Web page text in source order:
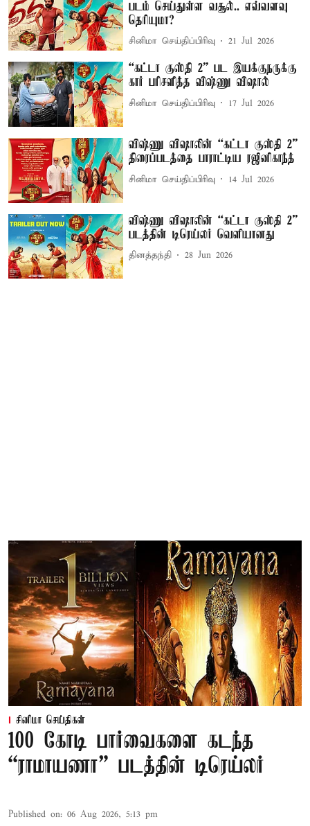
படம் செய்துள்ள வசூல்.. எவ்வளவு
தெரியுமா?
சினிமா செய்திப்பிரிவு 21 Jul 2026
“கட்டா குஸ்தி 2” பட இயக்குநருக்கு
கார் பரிசளித்த விஷ்ணு விஷால்
சினிமா செய்திப்பிரிவு 17 Jul 2026
விஷ்ணு விஷாலின் “கட்டா குஸ்தி 2”
திரைப்படத்தை பாராட்டிய ரஜினிகாந்த்
சினிமா செய்திப்பிரிவு 14 Jul 2026
விஷ்ணு விஷாலின் “கட்டா குஸ்தி 2”
படத்தின் டிரெய்லர் வெளியானது
தினத்தந்தி 28 Jun 2026
சினிமா செய்திகள்
100 கோடி பார்வைகளை கடந்த
“ராமாயணா” படத்தின் டிரெய்லர்
Published on: 06 Aug 2026, 5:13 pm